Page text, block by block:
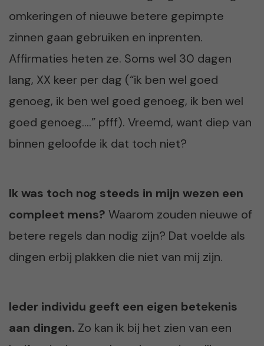
omkeringen of nieuwe betere gepimpte
zinnen gaan gebruiken en inprenten.
Affirmaties heten ze. Soms wel 30 dagen
lang, XX keer per dag (“ik ben wel goed
genoeg, ik ben wel goed genoeg, ik ben wel
goed genoeg….” pfff). Vreemd, want diep van
binnen geloofde ik dat toch niet?
Ik was toch nog steeds in mijn wezen een
compleet mens? Waarom zouden nieuwe of
betere regels dan nodig zijn? Dat voelde als
dingen erbij plakken die niet van mij zijn.
Ieder individu geeft een eigen betekenis
aan dingen. Zo kan ik bij het zien van een